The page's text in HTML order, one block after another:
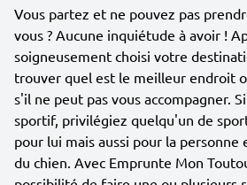
Vous partez et ne pouvez pas
vous ? Aucune inquiétude à avoir !
soigneusement choisi votre
trouver quel est le meilleur endroit
s'il ne peut pas vous accompagner.
sportif, privilégiez quelqu'un de
pour lui mais aussi pour la personne
du chien. Avec Emprunte Mon